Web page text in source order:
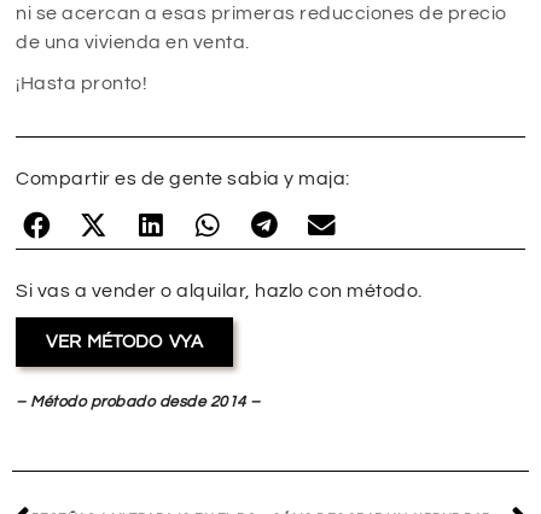
ni se acercan a esas primeras reducciones de precio
de una vivienda en venta.
¡Hasta pronto!
Compartir es de gente sabia y maja:
Si vas a vender o alquilar, hazlo con método.
VER MÉTODO VYA
– Método probado desde 2014 –